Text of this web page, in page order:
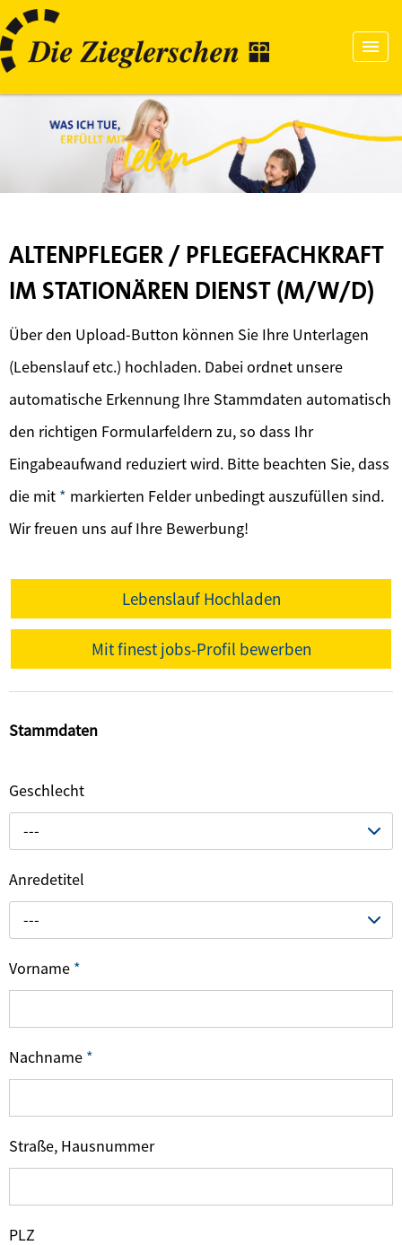
ALTENPFLEGER / PFLEGEFACHKRAFT
IM STATIONÄREN DIENST (M/W/D)
Über den Upload-Button können Sie Ihre Unterlagen
(Lebenslauf etc.) hochladen. Dabei ordnet unsere
automatische Erkennung Ihre Stammdaten automatisch
den richtigen Formularfeldern zu, so dass Ihr
Eingabeaufwand reduziert wird. Bitte beachten Sie, dass
die mit * markierten Felder unbedingt auszufüllen sind.
Wir freuen uns auf Ihre Bewerbung!
Lebenslauf Hochladen
Mit finest jobs-Profil bewerben
Stammdaten
Geschlecht
---
Anredetitel
---
Vorname *
Nachname *
Straße, Hausnummer
PLZ